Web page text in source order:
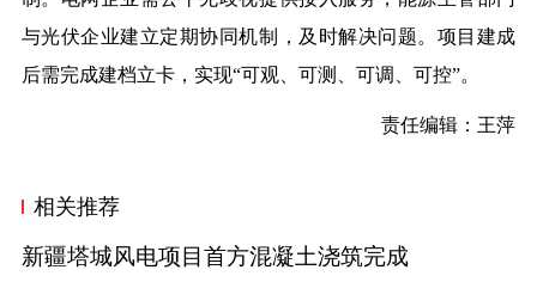
与光伏企业建立定期协同机制，及时解决问题。项目建成
后需完成建档立卡，实现“可观、可测、可调、可控”。
责任编辑：王萍
相关推荐
新疆塔城风电项目首方混凝土浇筑完成